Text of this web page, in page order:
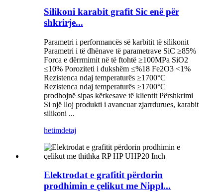
Silikoni karabit grafit Sic enë për
shkrirje...
Parametri i performancës së karbitit të silikonit
Parametri i të dhënave të parametrave SiC ≥85%
Forca e dërrmimit në të ftohtë ≥100MPa SiO2
≤10% Poroziteti i dukshëm ≤%18 Fe2O3 <1%
Rezistenca ndaj temperaturës ≥1700°C
Rezistenca ndaj temperaturës ≥1700°C
prodhojnë sipas kërkesave të klientit Përshkrimi
Si një lloj produkti i avancuar zjarrdurues, karabit
silikoni ...
hetimdetaj
Elektrodat e grafitit përdorin
prodhimin e çelikut me Nippl...